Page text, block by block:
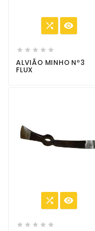
 
    
ALVIÃO MINHO Nº3
FLUX
 
    